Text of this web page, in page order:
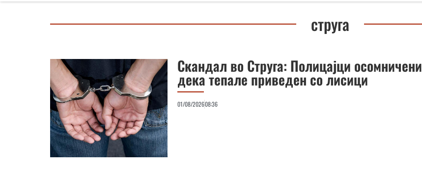
струга
Скандал во Струга: Полицајци осомничени
дека тепале приведен со лисици
01/08/202608:36